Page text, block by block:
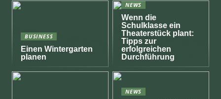
BUSINESS
Einen Wintergarten
planen
NEWS
Wenn die
Schulklasse ein
Theaterstück plant:
Tipps zur
erfolgreichen
Durchführung
NEWS